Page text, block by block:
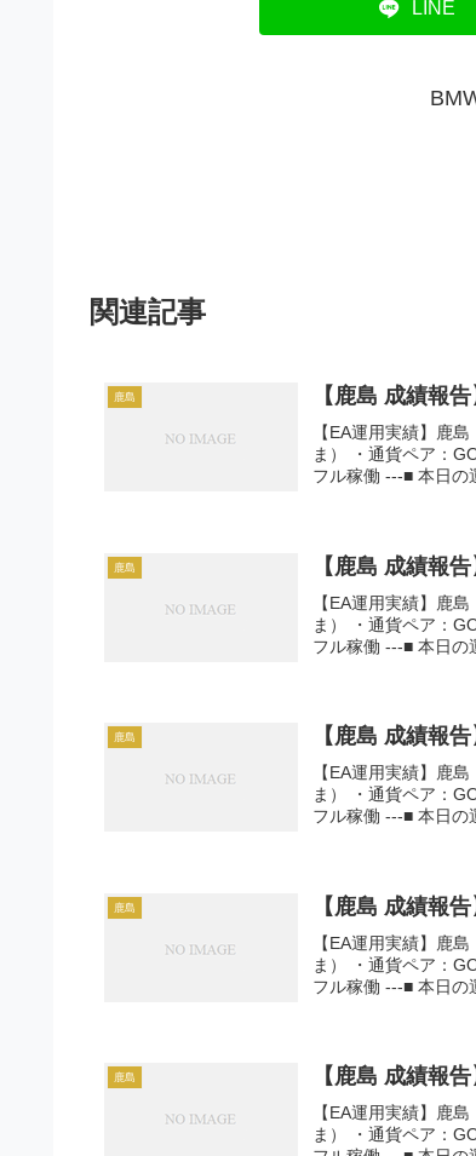
LINE
関連記事
鹿島 【鹿島 成績報
【EA運用実績】鹿
ま） ・通貨ペア：
フル稼働 ---■ 本日の
鹿島 【鹿島 成績報
【EA運用実績】鹿
ま） ・通貨ペア：
フル稼働 ---■ 本日の
鹿島 【鹿島 成績報
【EA運用実績】鹿
ま） ・通貨ペア：
フル稼働 ---■ 本日の
鹿島 【鹿島 成績報
【EA運用実績】鹿
ま） ・通貨ペア：
フル稼働 ---■ 本日の
鹿島 【鹿島 成績報
【EA運用実績】鹿
ま） ・通貨ペア：